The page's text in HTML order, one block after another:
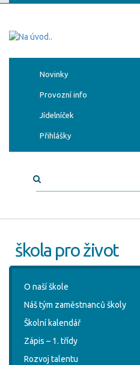
Novinky
Provozní info
Jídelníček
Přihlášky
škola pro život
O naší škole
Náš tým zaměstnanců školy
Školní kalendář
Zápis – 1. třídy
Rozvoj talentu